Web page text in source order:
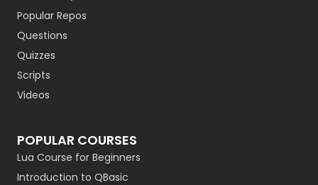
Popular Repos
Questions
Quizzes
Scripts
Videos
POPULAR COURSES
Lua Course for Beginners
Introduction to QBasic